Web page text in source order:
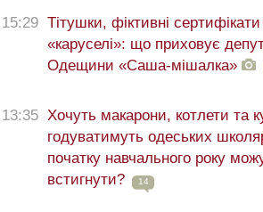
15:29 Тітушки, фіктивні сертифікати
«каруселі»: що приховує
Одещини «Саша-мішалка»
13:35 Хочуть макарони, котлети та
годуватимуть одеських
початку навчального року
встигнути?
14